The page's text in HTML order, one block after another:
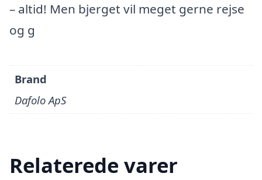
– altid! Men bjerget vil meget gerne rejse
og g
Brand
Dafolo ApS
Relaterede varer